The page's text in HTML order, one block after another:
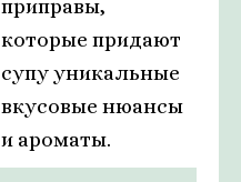
приправы,
которые придают
супу уникальные
вкусовые нюансы
и ароматы.